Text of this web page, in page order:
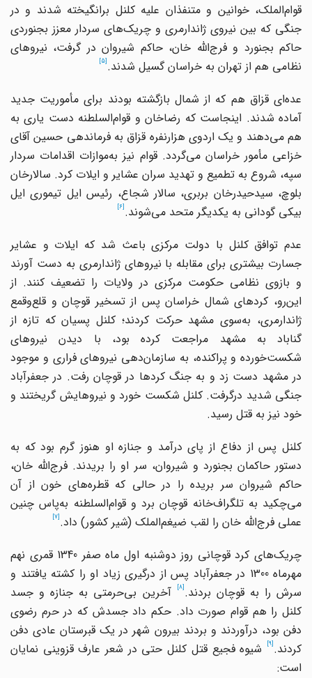
قوام‌الملک، خوانین و متنفذان علیه کلنل برانگیخته شدند و در
جنگی که بین نیروی ژاندارمری و چریک‌های سردار معزز بجنوردی
حاکم بجنورد و فرج‌الله خان، حاکم شیروان در گرفت، نیروهای
نظامی هم از تهران به خراسان گسیل شدند.
عده‌ای قزاق هم که از شمال بازگشته بودند برای مأموریت جدید
آماده شدند. اینجاست که رضاخان و قوام‌السلطنه دست‌ یاری به
هم می‌دهند و یک اردوی هزارنفره قزاق به فرماندهی حسین آقای
خزاعی مأمور خراسان می‌گردد. قوام نیز به‌موازات اقدامات سردار
سپه، شروع به تطمیع و تهدید سران عشایر و ایلات کرد. سالارخان
بلوچ، سیدحیدرخان بربری، سالار شجاع، رئیس ایل تیموری ایل
بیکی گودانی به یکدیگر متحد می‌شوند.
عدم‌ توافق‌ کلنل‌ با دولت‌ مرکزی‌ باعث‌ شد که‌ ایلات‌ و عشایر
جسارت‌ بیشتری‌ برای‌ مقابله‌ با نیروهای‌ ژاندارمری‌ به‌ دست‌ آورند
و بازوی‌ نظامی‌ حکومت‌ مرکزی‌ در ولایات‌ را تضعیف‌ کنند. از
این‌رو، کردهای‌ شمال‌ خراسان‌ پس‌ از تسخیر قوچان‌ و قلع‌وقمع
ژاندارمری‌، به‌سوی مشهد حرکت‌ کردند؛ کلنل‌ پسیان‌ که‌ تازه‌ از
گناباد به‌ مشهد مراجعت‌ کرده‌ بود، با دیدن‌ نیروهای‌
شکست‌خورده و پراکنده‌، به‌ سازمان‌دهی‌ نیروهای‌ فراری‌ و موجود
در مشهد دست‌ زد و به‌ جنگ‌ کردها در قوچان‌ رفت‌. در جعفرآباد
جنگی‌ شدید درگرفت‌. کلنل‌ شکست‌ خورد و نیروهایش‌ گریختند و
خود نیز به‌ قتل‌ رسید.
کلنل پس از دفاع از پای درآمد و جنازه او هنوز گرم بود که به
دستور حاکمان بجنورد و شیروان، سر او را بریدند. فرج‌الله خان،
حاکم شیروان سر بریده را در حالی که قطره‌های خون از آن
می‌چکید به تلگراف‌خانه قوچان برد و قوام‌السلطنه به‌پاس چنین
عملی فرج‌الله خان را لقب ضیغم‌الملک (شیر کشور) داد.[7]
چریک‌های کرد قوچانی روز دوشنبه اول ماه صفر 1340 قمری نهم
مهرماه 1300 در جعفرآباد پس از درگیری زیاد او را کشته یافتند و
سرش را به قوچان بردند. آخرین بی‌حرمتی به جنازه و جسد
کلنل را هم قوام صورت داد. حکم داد جسدش که در حرم رضوی
دفن بود، درآوردند و بردند بیرون شهر در یک قبرستان عادی دفن
کردند. شیوه فجیع قتل کلنل حتی در شعر عارف قزوینی نمایان
است: